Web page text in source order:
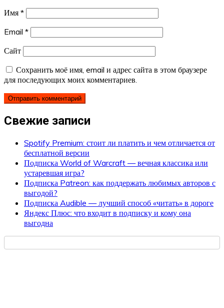
Имя *
Email *
Сайт
Сохранить моё имя, email и адрес сайта в этом браузере
для последующих моих комментариев.
Свежие записи
Spotify Premium: стоит ли платить и чем отличается от
бесплатной версии
Подписка World of Warcraft — вечная классика или
устаревшая игра?
Подписка Patreon: как поддержать любимых авторов с
выгодой?
Подписка Audible — лучший способ «читать» в дороге
Яндекс Плюс: что входит в подписку и кому она
выгодна